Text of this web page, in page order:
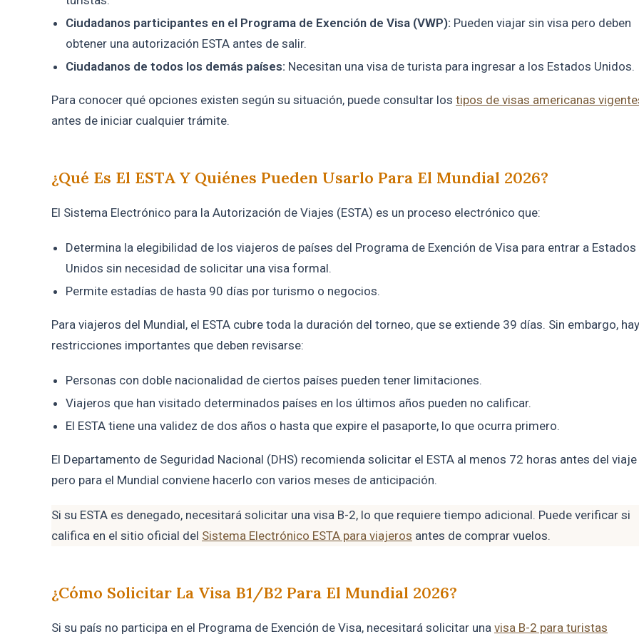
Ciudadanos participantes en el Programa de Exención de Visa (VWP): Pueden viajar sin visa pero deben
obtener una autorización ESTA antes de salir.
Ciudadanos de todos los demás países: Necesitan una visa de turista para ingresar a los Estados Unidos.
Para conocer qué opciones existen según su situación, puede consultar los tipos de visas americanas
antes de iniciar cualquier trámite.
¿Qué Es El ESTA Y Quiénes Pueden Usarlo Para El Mundial 2026?
El Sistema Electrónico para la Autorización de Viajes (ESTA) es un proceso electrónico que:
Determina la elegibilidad de los viajeros de países del Programa de Exención de Visa para entrar a Estados
Unidos sin necesidad de solicitar una visa formal.
Permite estadías de hasta 90 días por turismo o negocios.
Para viajeros del Mundial, el ESTA cubre toda la duración del torneo, que se extiende 39 días. Sin embargo, hay
restricciones importantes que deben revisarse:
Personas con doble nacionalidad de ciertos países pueden tener limitaciones.
Viajeros que han visitado determinados países en los últimos años pueden no calificar.
El ESTA tiene una validez de dos años o hasta que expire el pasaporte, lo que ocurra primero.
El Departamento de Seguridad Nacional (DHS) recomienda solicitar el ESTA al menos 72 horas antes del viaje
pero para el Mundial conviene hacerlo con varios meses de anticipación.
Si su ESTA es denegado, necesitará solicitar una visa B-2, lo que requiere tiempo adicional. Puede verificar si
califica en el sitio oficial del Sistema Electrónico ESTA para viajeros antes de comprar vuelos.
¿Cómo Solicitar La Visa B1/B2 Para El Mundial 2026?
Si su país no participa en el Programa de Exención de Visa, necesitará solicitar una visa B-2 para turistas